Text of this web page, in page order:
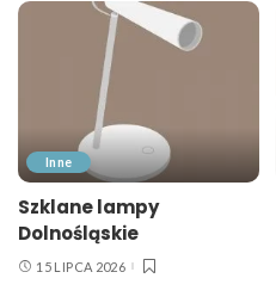
Inne
Szklane lampy
Dolnośląskie
15 LIPCA 2026